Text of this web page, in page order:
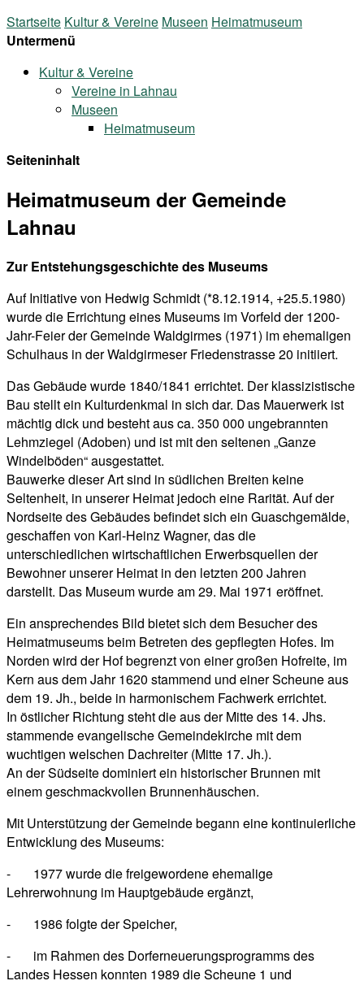
Startseite Kultur & Vereine Museen Heimatmuseum
Untermenü
Kultur & Vereine
Vereine in Lahnau
Museen
Heimatmuseum
Seiteninhalt
Heimatmuseum der Gemeinde
Lahnau
Zur Entstehungsgeschichte des Museums
Auf Initiative von Hedwig Schmidt (*8.12.1914, +25.5.1980)
wurde die Errichtung eines Museums im Vorfeld der 1200-
Jahr-Feier der Gemeinde Waldgirmes (1971) im ehemaligen
Schulhaus in der Waldgirmeser Friedenstrasse 20 initiiert.
Das Gebäude wurde 1840/1841 errichtet. Der klassizistische
Bau stellt ein Kulturdenkmal in sich dar. Das Mauerwerk ist
mächtig dick und besteht aus ca. 350 000 ungebrannten
Lehmziegel (Adoben) und ist mit den seltenen „Ganze
Windelböden“ ausgestattet.
Bauwerke dieser Art sind in südlichen Breiten keine
Seltenheit, in unserer Heimat jedoch eine Rarität. Auf der
Nordseite des Gebäudes befindet sich ein Guaschgemälde,
geschaffen von Karl-Heinz Wagner, das die
unterschiedlichen wirtschaftlichen Erwerbsquellen der
Bewohner unserer Heimat in den letzten 200 Jahren
darstellt. Das Museum wurde am 29. Mai 1971 eröffnet.
Ein ansprechendes Bild bietet sich dem Besucher des
Heimatmuseums beim Betreten des gepflegten Hofes. Im
Norden wird der Hof begrenzt von einer großen Hofreite, im
Kern aus dem Jahr 1620 stammend und einer Scheune aus
dem 19. Jh., beide in harmonischem Fachwerk errichtet.
In östlicher Richtung steht die aus der Mitte des 14. Jhs.
stammende evangelische Gemeindekirche mit dem
wuchtigen welschen Dachreiter (Mitte 17. Jh.).
An der Südseite dominiert ein historischer Brunnen mit
einem geschmackvollen Brunnenhäuschen.
Mit Unterstützung der Gemeinde begann eine kontinuierliche
Entwicklung des Museums:
- 1977 wurde die freigewordene ehemalige
Lehrerwohnung im Hauptgebäude ergänzt,
- 1986 folgte der Speicher,
- im Rahmen des Dorferneuerungsprogramms des
Landes Hessen konnten 1989 die Scheune 1 und